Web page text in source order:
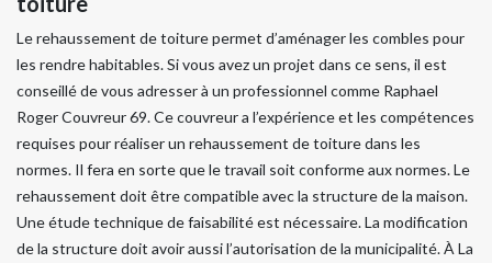
Le rehaussement de toiture permet d’aménager les combles pour
les rendre habitables. Si vous avez un projet dans ce sens, il est
conseillé de vous adresser à un professionnel comme Raphael
Roger Couvreur 69. Ce couvreur a l’expérience et les compétences
requises pour réaliser un rehaussement de toiture dans les
normes. Il fera en sorte que le travail soit conforme aux normes. Le
rehaussement doit être compatible avec la structure de la maison.
Une étude technique de faisabilité est nécessaire. La modification
de la structure doit avoir aussi l’autorisation de la municipalité. À La